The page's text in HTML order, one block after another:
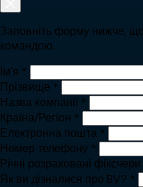
Заповніть форму нижче,
командою.
Ім'я *
Прізвище *
Назва компанії *
Країна/Регіон *
Електронна пошта *
Номер телефону *
Річні розраховані фіксчери
Як ви дізналися про BV? *